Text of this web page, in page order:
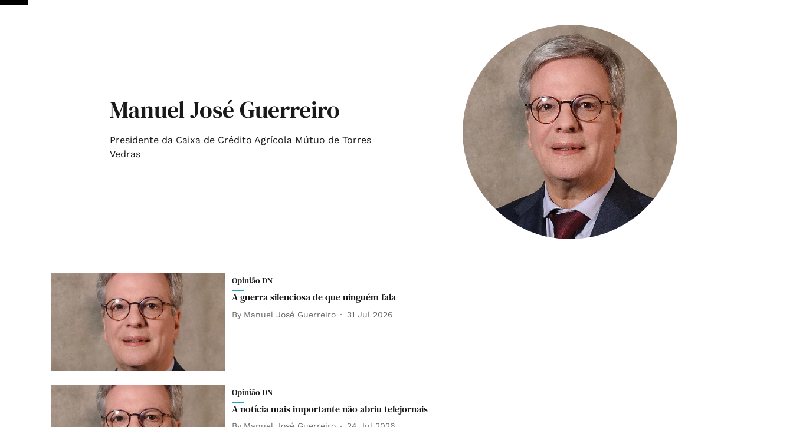
Manuel José Guerreiro
Presidente da Caixa de Crédito Agrícola Mútuo de Torres
Vedras
Opinião DN
A guerra silenciosa de que ninguém fala
By Manuel José Guerreiro 31 Jul 2026
Opinião DN
A notícia mais importante não abriu telejornais